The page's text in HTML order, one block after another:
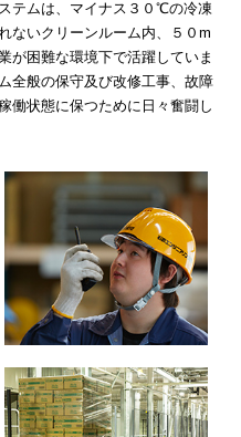
テムは、マイナス３０℃の冷凍
ないクリーンルーム内、５０m
が困難な環境下で活躍していま
全般の保守及び改修工事、故障
働状態に保つために日々奮闘し